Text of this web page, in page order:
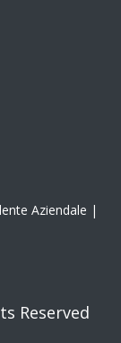
Aziendale |
Reserved